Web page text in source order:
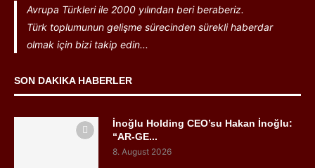
Avrupa Türkleri ile 2000 yılından beri beraberiz.
Türk toplumunun gelişme sürecinden sürekli haberdar
olmak için bizi takip edin...
SON DAKIKA HABERLER
İnoğlu Holding CEO’su Hakan İnoğlu:
“AR-GE...
8. August 2026